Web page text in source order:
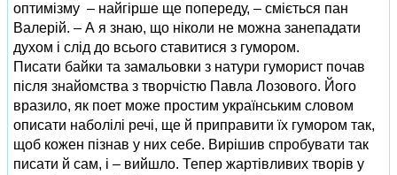
оптимізму – найгірше ще попереду, – сміється пан
Валерій. – А я знаю, що ніколи не можна занепадати
духом і слід до всього ставитися з гумором.
Писати байки та замальовки з натури гуморист почав
після знайом­ства з творчістю Павла Лозового. Його
вразило, як поет може прос­тим українським словом
описати наболілі речі, ще й приправити їх гумором так,
щоб кожен пізнав у них себе. Вирішив спробувати так
писати й сам, і – вийшло. Тепер жартівливих творів у